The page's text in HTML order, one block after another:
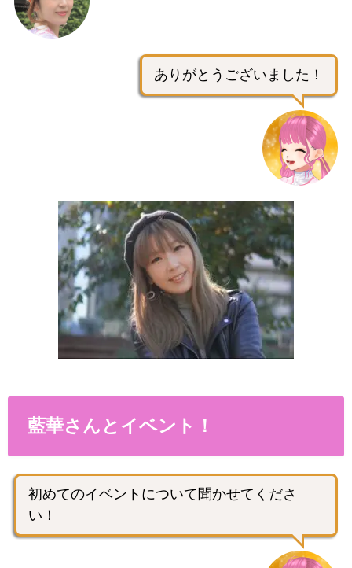
ありがとうございました！
藍華さんとイベント！
初めてのイベントについて聞かせてくださ
い！